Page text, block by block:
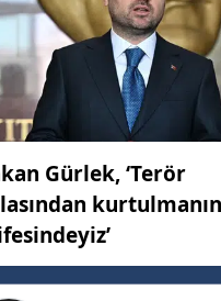
Gürlek, ‘Terör
kurtulmanın